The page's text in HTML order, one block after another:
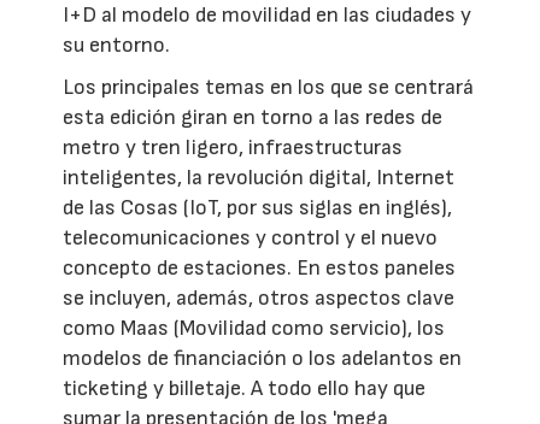
I+D al modelo de movilidad en las ciudades y
su entorno.
Los principales temas en los que se centrará
esta edición giran en torno a las redes de
metro y tren ligero, infraestructuras
inteligentes, la revolución digital, Internet
de las Cosas (IoT, por sus siglas en inglés),
telecomunicaciones y control y el nuevo
concepto de estaciones. En estos paneles
se incluyen, además, otros aspectos clave
como Maas (Movilidad como servicio), los
modelos de financiación o los adelantos en
ticketing y billetaje. A todo ello hay que
sumar la presentación de los 'mega